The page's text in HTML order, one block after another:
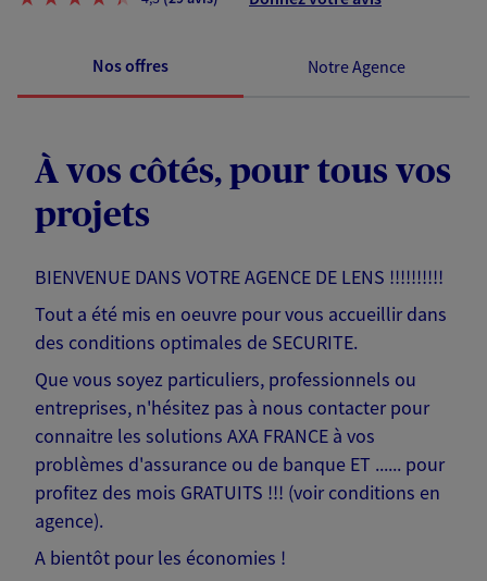
Nos offres Notre Agence
À vos côtés, pour tous vos
projets
BIENVENUE DANS VOTRE AGENCE DE LENS !!!!!!!!!!
Tout a été mis en oeuvre pour vous accueillir dans
des conditions optimales de SECURITE.
Que vous soyez particuliers, professionnels ou
entreprises, n'hésitez pas à nous contacter pour
connaitre les solutions AXA FRANCE à vos
problèmes d'assurance ou de banque ET ...... pour
profitez des mois GRATUITS !!! (voir conditions en
agence).
A bientôt pour les économies !